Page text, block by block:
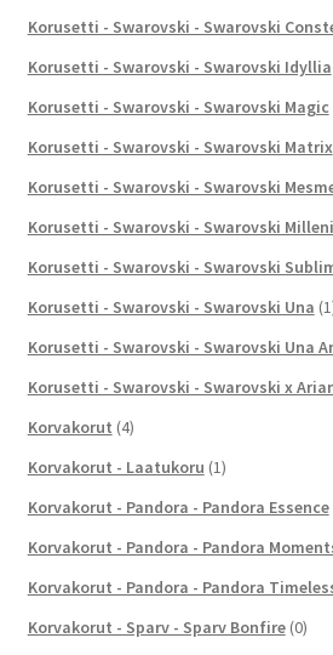
Korusetti - Swarovski - Swarovski
Korusetti - Swarovski - Swarovski Idyllia
Korusetti - Swarovski - Swarovski Magic
Korusetti - Swarovski - Swarovski Matrix
Korusetti - Swarovski - Swarovski
Korusetti - Swarovski - Swarovski
Korusetti - Swarovski - Swarovski
Korusetti - Swarovski - Swarovski Una
Korusetti - Swarovski - Swarovski Una
Korusetti - Swarovski - Swarovski x
Korvakorut (4)
Korvakorut - Laatukoru (1)
Korvakorut - Pandora - Pandora Essence
Korvakorut - Pandora - Pandora
Korvakorut - Pandora - Pandora
Korvakorut - Sparv - Sparv Bonfire (0)